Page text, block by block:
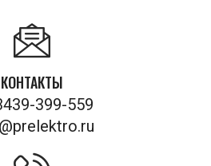
КОНТАКТЫ
399-559